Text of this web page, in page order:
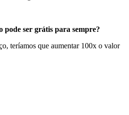
pode ser grátis para sempre?
teríamos que aumentar 100x o valor